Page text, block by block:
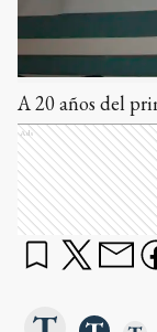
A 20 años del
Ads